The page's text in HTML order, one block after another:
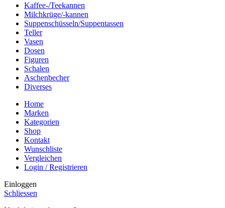
Kaffee-/Teekannen
Milchkrüge/-kannen
Suppenschüsseln/Suppentassen
Teller
Vasen
Dosen
Figuren
Schalen
Aschenbecher
Diverses
Home
Marken
Kategorien
Shop
Kontakt
Wunschliste
Vergleichen
Login / Registrieren
Einloggen
Schliessen